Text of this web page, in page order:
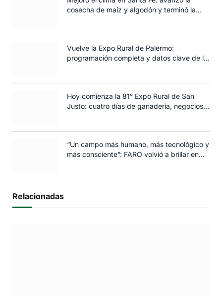
cosecha de maíz y algodón y terminó la
Vuelve la Expo Rural de Palermo:
programación completa y datos clave de la
Hoy comienza la 81° Expo Rural de San
Justo: cuatro días de ganadería, negocios y
“Un campo más humano, más tecnológico y
más consciente”: FARO volvió a brillar en
Relacionadas